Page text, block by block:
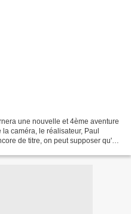
une nouvelle et 4ème aventure
caméra, le réalisateur, Paul
de titre, on peut supposer qu'on